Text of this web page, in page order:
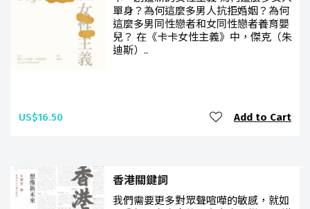
單身？為何這麼多男人抗拒婚姻？為何
這麼多男同性戀者和女同性戀者養育嬰
兒？ 在《卡卡女性主義》中，傑克（朱
迪斯）..
US$16.50 Add to Cart
香港關鍵詞
我們需要更多對眾聲喧嘩的敏感，就如